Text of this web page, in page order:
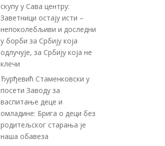
скупу у Сава центру:
Заветници остају исти –
непоколебљиви и доследни
у борби за Србију која
одлучује, за Србију која не
клечи
Ђурђевић Стаменковски у
посети Заводу за
васпитање деце и
омладине: Брига о деци без
родитељског старања је
наша обавеза